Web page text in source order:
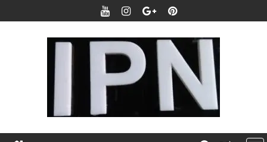
k
t